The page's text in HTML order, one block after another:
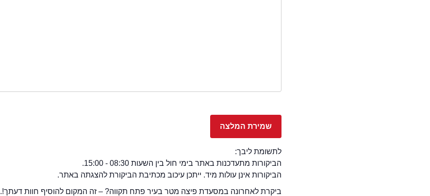
לתשומת ליבך:
הביקורות מתעדכנות באתר בימי חול בין השעות 08:30 - 15:00.
הביקורות אינן עולות מיד. ייתכן עיכוב מכתיבת הביקורת להצגתה באתר.
ביקרת לאחרונה במסעדת פיצה מטר בעיר פתח תקווה? – זה המקום להוסיף חוות דעתך!.